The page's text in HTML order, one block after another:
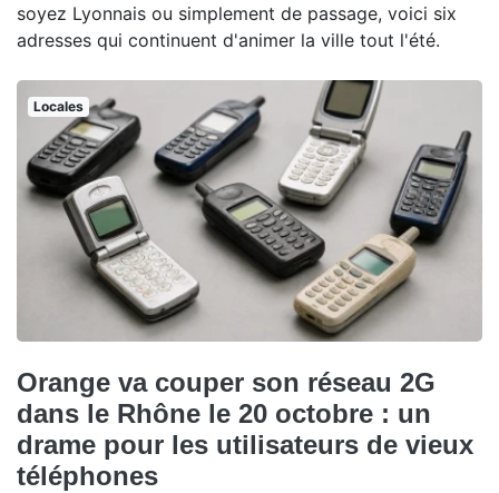
soyez Lyonnais ou simplement de passage, voici six
adresses qui continuent d'animer la ville tout l'été.
Locales
Orange va couper son réseau 2G
dans le Rhône le 20 octobre : un
drame pour les utilisateurs de vieux
téléphones